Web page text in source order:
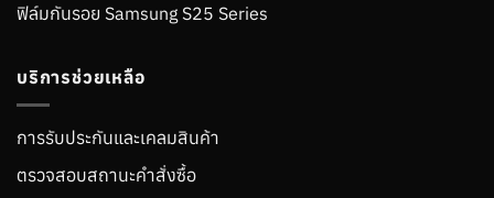
ฟิล์มกันรอย Samsung S25 Series
บริการช่วยเหลือ
การรับประกันและเคลมสินค้า
ตรวจสอบสถานะคำสั่งซื้อ